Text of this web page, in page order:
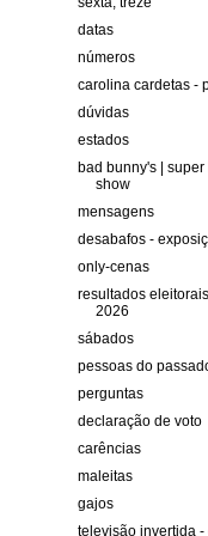
datas
números
carolina cardetas -
dúvidas
estados
bad bunny's |
show
mensagens
desabafos -
only-cenas
resultados
2026
sábados
pessoas do
perguntas
declaração de voto
carências
maleitas
gajos
televisão invertida -